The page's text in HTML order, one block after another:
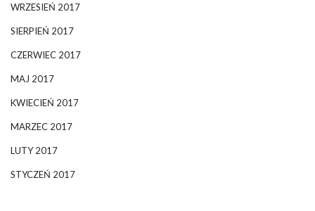
WRZESIEŃ 2017
SIERPIEŃ 2017
CZERWIEC 2017
MAJ 2017
KWIECIEŃ 2017
MARZEC 2017
LUTY 2017
STYCZEŃ 2017